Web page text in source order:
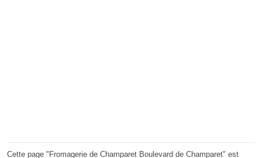
Cette page "Fromagerie de Champaret Boulevard de Champaret" est